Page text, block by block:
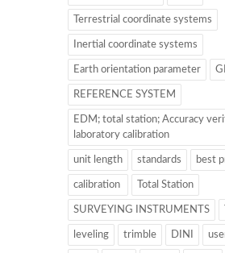
Terrestrial coordinate systems
Inertial coordinate systems
Earth orientation parameter
REFERENCE SYSTEM
EDM; total station; Accuracy
laboratory calibration
unit length standards best
calibration Total Station
SURVEYING INSTRUMENTS
leveling trimble DINI